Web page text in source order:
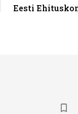
Eesti